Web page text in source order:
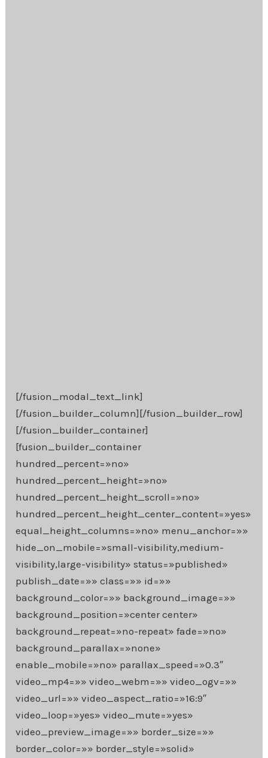
[/fusion_modal_text_link]
[/fusion_builder_column][/fusion_builder_row]
[/fusion_builder_container]
[fusion_builder_container
hundred_percent=»no»
hundred_percent_height=»no»
hundred_percent_height_scroll=»no»
hundred_percent_height_center_content=»yes»
equal_height_columns=»no» menu_anchor=»»
hide_on_mobile=»small-visibility,medium-
visibility,large-visibility» status=»published»
publish_date=»» class=»» id=»»
background_color=»» background_image=»»
background_position=»center center»
background_repeat=»no-repeat» fade=»no»
background_parallax=»none»
enable_mobile=»no» parallax_speed=»0.3″
video_mp4=»» video_webm=»» video_ogv=»»
video_url=»» video_aspect_ratio=»16:9″
video_loop=»yes» video_mute=»yes»
video_preview_image=»» border_size=»»
border_color=»» border_style=»solid»